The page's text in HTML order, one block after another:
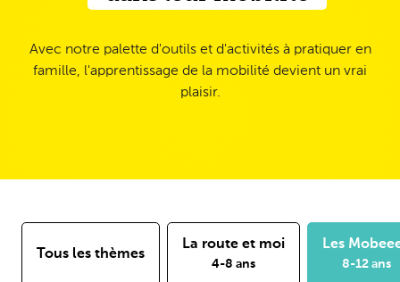
Avec notre palette d'outils et d'activités à pratiquer en
famille, l'apprentissage de la mobilité devient un vrai
plaisir.
Tous les thèmes
La route et moi
4-8 ans
Les
8-12 ans